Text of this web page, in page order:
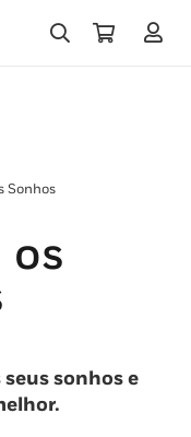
Sonhos
os
sonhos e